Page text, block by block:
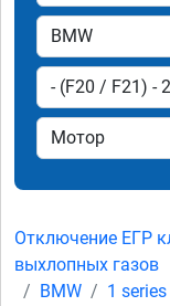
Отключение ЕГР
выхлопных газов
BMW
1 series